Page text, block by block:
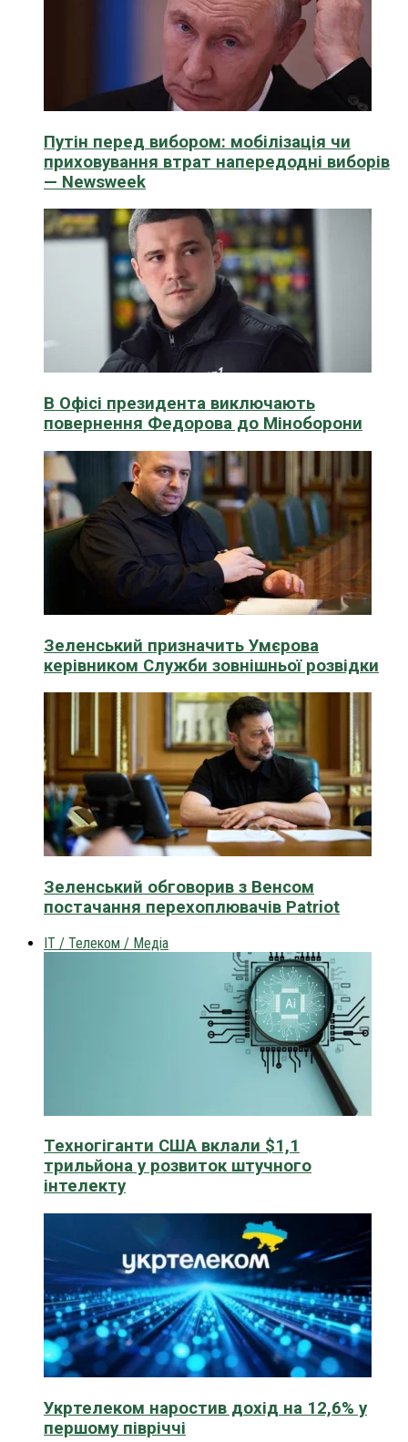
Путін перед вибором: мобілізація чи
приховування втрат напередодні виборів
— Newsweek
В Офісі президента виключають
повернення Федорова до Міноборони
Зеленський призначить Умєрова
керівником Служби зовнішньої розвідки
Зеленський обговорив з Венсом
постачання перехоплювачів Patriot
IT / Телеком / Медіа
Техногіганти США вклали $1,1
трильйона у розвиток штучного
інтелекту
Укртелеком наростив дохід на 12,6% у
першому півріччі